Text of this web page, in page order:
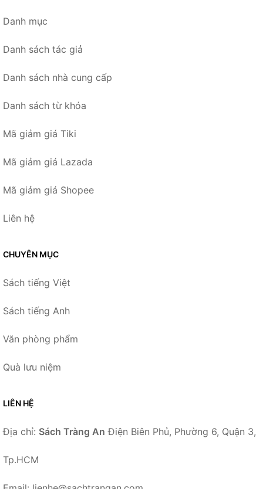
Danh mục
Danh sách tác giả
Danh sách nhà cung cấp
Danh sách từ khóa
Mã giảm giá Tiki
Mã giảm giá Lazada
Mã giảm giá Shopee
Liên hệ
CHUYÊN MỤC
Sách tiếng Việt
Sách tiếng Anh
Văn phòng phẩm
Quà lưu niệm
LIÊN HỆ
Địa chỉ: Sách Tràng An Điện Biên Phủ, Phường 6, Quận 3,
Tp.HCM